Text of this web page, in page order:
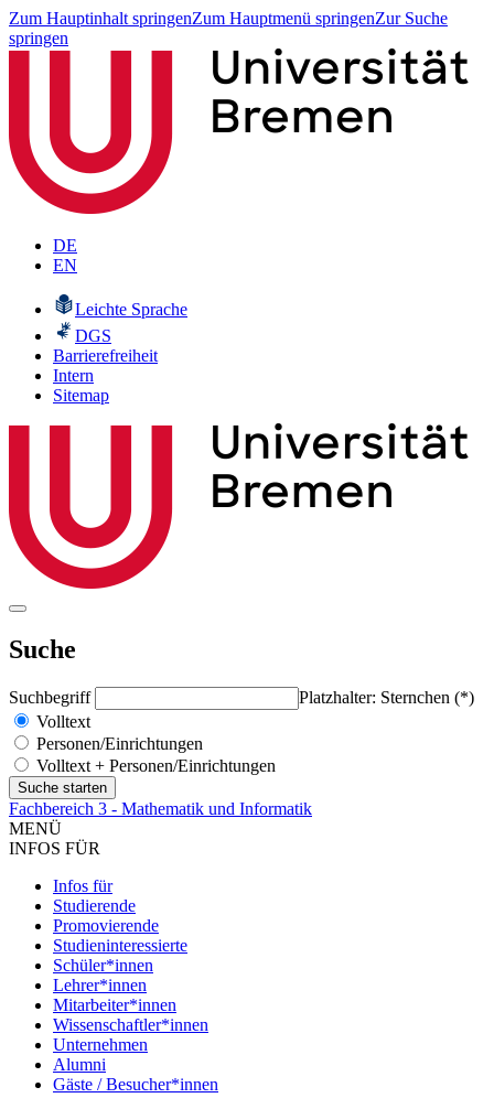
Zum Hauptinhalt springenZum Hauptmenü springenZur Suche
springen
DE
EN
Leichte Sprache
DGS
Barrierefreiheit
Intern
Sitemap
Suche
Suchbegriff
Platzhalter: Sternchen (*)
Volltext
Personen/Einrichtungen
Volltext + Personen/Einrichtungen
Fachbereich 3 - Mathematik und Informatik
MENÜ
INFOS FÜR
Infos für
Studierende
Promovierende
Studieninteressierte
Schüler*innen
Lehrer*innen
Mitarbeiter*innen
Wissenschaftler*innen
Unternehmen
Alumni
Gäste / Besucher*innen